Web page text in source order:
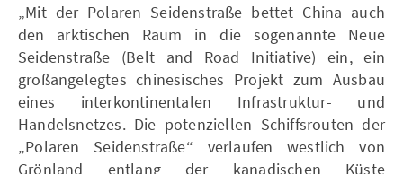
„Mit der Polaren Seidenstraße bettet China auch
den arktischen Raum in die sogenannte Neue
Seidenstraße (Belt and Road Initiative) ein, ein
großangelegtes chinesisches Projekt zum Ausbau
eines interkontinentalen Infrastruktur- und
Handelsnetzes. Die potenziellen Schiffsrouten der
„Polaren Seidenstraße“ verlaufen westlich von
Grönland entlang der kanadischen Küste